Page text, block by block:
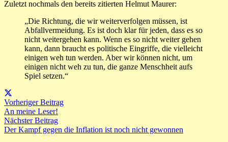
Zuletzt nochmals den bereits zitierten Helmut Maurer:
„Die Richtung, die wir weiterverfolgen müssen, ist
Abfallvermeidung. Es ist doch klar für jeden, dass es so
nicht weitergehen kann. Wenn es so nicht weiter gehen
kann, dann braucht es politische Eingriffe, die vielleicht
einigen weh tun werden. Aber wir können nicht, um
einigen nicht weh zu tun, die ganze Menschheit aufs
Spiel setzen.“
Vorheriger Beitrag
An meine Leser!
Nächster Beitrag
Der Kampf gegen die Inflation ist noch nicht gewonnen